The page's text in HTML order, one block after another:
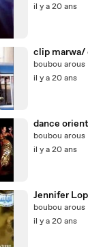
il y a 20 ans
clip marwa/
boubou arous
il y a 20 ans
dance
boubou arous
il y a 20 ans
Jennifer
boubou arous
il y a 20 ans